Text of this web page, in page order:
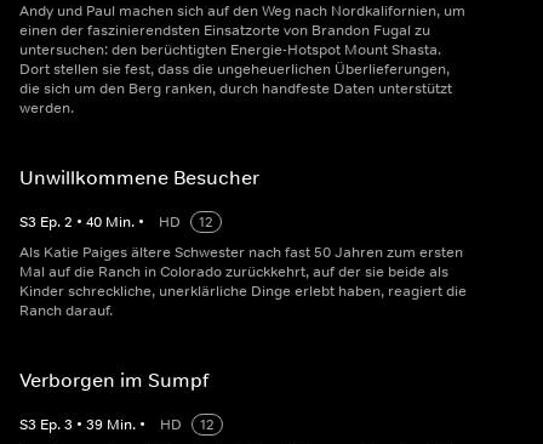
Andy und Paul machen sich auf den Weg nach Nordkalifornien, um
einen der faszinierendsten Einsatzorte von Brandon Fugal zu
untersuchen: den berüchtigten Energie-Hotspot Mount Shasta.
Dort stellen sie fest, dass die ungeheuerlichen Überlieferungen,
die sich um den Berg ranken, durch handfeste Daten unterstützt
werden.
Unwillkommene Besucher
S3 Ep.2 • 40 Min. • HD
12
Als Katie Paiges ältere Schwester nach fast 50 Jahren zum ersten
Mal auf die Ranch in Colorado zurückkehrt, auf der sie beide als
Kinder schreckliche, unerklärliche Dinge erlebt haben, reagiert die
Ranch darauf.
Verborgen im Sumpf
S3 Ep.3 • 39 Min. • HD
12